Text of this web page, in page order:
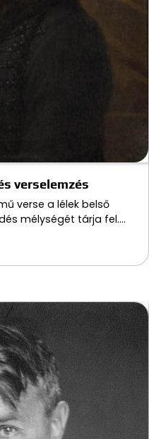
verselemzés
verse a lélek belső
mélységét tárja fel.…